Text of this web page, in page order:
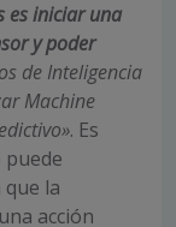
es iniciar una
y poder
de Inteligencia
Machine
. Es
puede
la
acción